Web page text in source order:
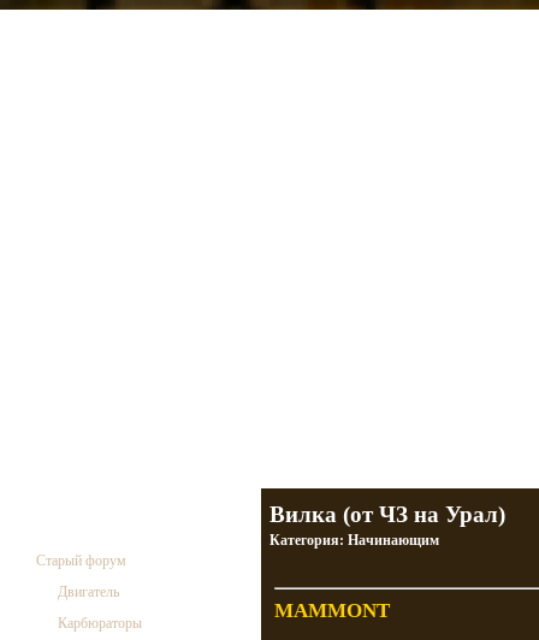
Старый форум
Двигатель
Карбюраторы
Вилка (от ЧЗ на Урал)
Категория: Начинающим
MAMMONT